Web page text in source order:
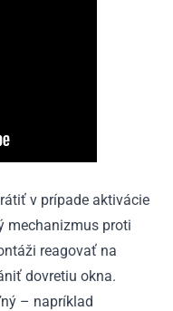
v prípade aktivácie
mechanizmus proti
reagovať na
dovretiu okna.
– napríklad